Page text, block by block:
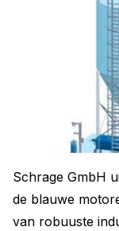
Schrage GmbH
de blauwe
van robuuste